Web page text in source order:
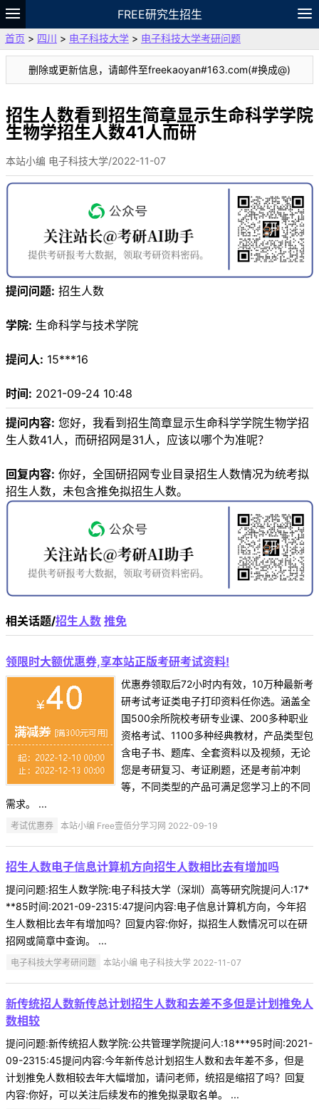
FREE研究生招生
题库
故事 专题 APP 笔记
论坛
VIP
资料
首页 > 四川 > 电子科技大学 > 电子科技大学考研问题
删除或更新信息，请邮件至freekaoyan#163.com(#换成@)
招生人数看到招生简章显示生命科学学院
生物学招生人数41人而研
本站小编 电子科技大学/2022-11-07
提问问题: 招生人数
学院: 生命科学与技术学院
提问人: 15***16
时间: 2021-09-24 10:48
提问内容: 您好，我看到招生简章显示生命科学学院生物学招
生人数41人，而研招网是31人，应该以哪个为准呢？
回复内容: 你好，全国研招网专业目录招生人数情况为统考拟
招生人数，未包含推免拟招生人数。
相关话题/招生人数 推免
领限时大额优惠券,享本站正版考研考试资料!
优惠券领取后72小时内有效，10万种最新考
研考试考证类电子打印资料任你选。涵盖全
国500余所院校考研专业课、200多种职业
资格考试、1100多种经典教材，产品类型包
含电子书、题库、全套资料以及视频，无论
您是考研复习、考证刷题，还是考前冲刺
等，不同类型的产品可满足您学习上的不同
需求。 ...
考试优惠券 本站小编 Free壹佰分学习网 2022-09-19
招生人数电子信息计算机方向招生人数相比去有增加吗
提问问题:招生人数学院:电子科技大学（深圳）高等研究院提问人:17*
**85时间:2021-09-2315:47提问内容:电子信息计算机方向，今年招
生人数相比去年有增加吗？回复内容:你好，拟招生人数情况可以在研
招网或简章中查询。 ...
电子科技大学考研问题 本站小编 电子科技大学 2022-11-07
新传统招人数新传总计划招生人数和去差不多但是计划推免人
数相较
提问问题:新传统招人数学院:公共管理学院提问人:18***95时间:2021-
09-2315:45提问内容:今年新传总计划招生人数和去年差不多，但是
计划推免人数相较去年大幅增加，请问老师，统招是缩招了吗？回复
内容:你好，可以关注后续发布的推免拟录取名单。 ...